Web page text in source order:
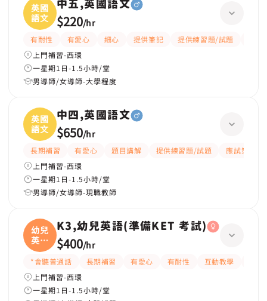
英國
語文
中五,英國語文
$220/hr
有耐性 有愛心 細心 提供筆記 提供練習題/試題
上門補習-西環
一星期1日-1.5小時/堂
男導師/女導師-大學程度
英國
語文
中四,英國語文
$650/hr
長期補習 有愛心 題目講解 提供練習題/試題
應試策略
上門補習-西環
一星期1日-1.5小時/堂
男導師/女導師-現職教師
幼兒
英語
(
K3,幼兒英語(準備KET 考試)
$400/hr
*會聽普通話 長期補習 有愛心 有耐性 互動教學
上門補習-西環
一星期1日-1.5小時/堂